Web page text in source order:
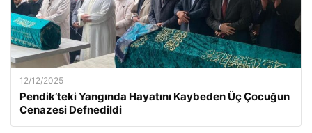
12/12/2025
Pendik’teki Yangında Hayatını Kaybeden Üç Çocuğun
Cenazesi Defnedildi